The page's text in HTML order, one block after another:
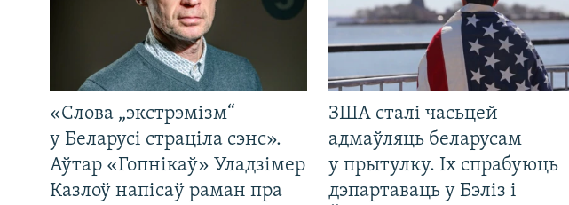
«Слова „экстрэмізм“
у Беларусі страціла сэнс».
Аўтар «Гопнікаў» Уладзімер
Казлоў напісаў раман пра
ЗША сталі часьцей
адмаўляць беларусам
у прытулку. Іх спрабуюць
дэпартаваць у Бэліз і